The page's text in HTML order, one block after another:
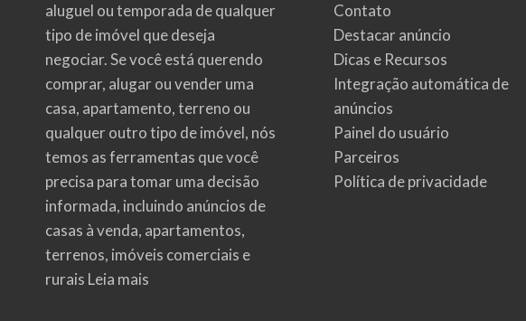
aluguel ou temporada de qualquer
tipo de imóvel que deseja
negociar. Se você está querendo
comprar, alugar ou vender uma
casa, apartamento, terreno ou
qualquer outro tipo de imóvel, nós
temos as ferramentas que você
precisa para tomar uma decisão
informada, incluindo anúncios de
casas à venda, apartamentos,
terrenos, imóveis comerciais e
rurais Leia mais
Contato
Destacar anúncio
Dicas e Recursos
Integração automática de
anúncios
Painel do usuário
Parceiros
Política de privacidade